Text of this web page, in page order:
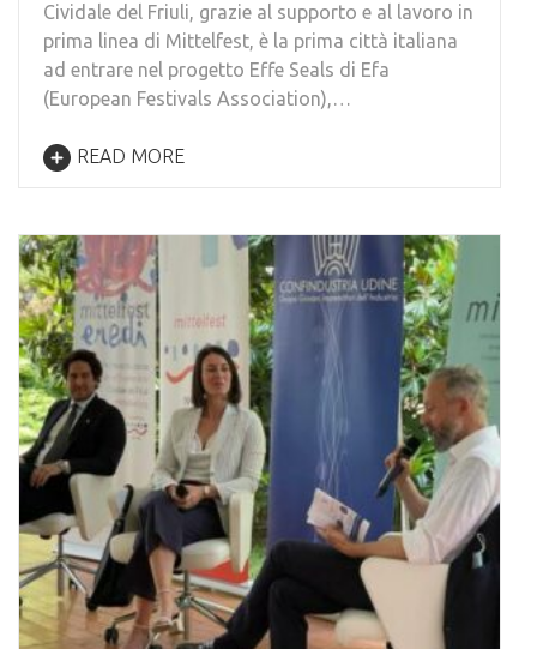
Cividale del Friuli, grazie al supporto e al lavoro in
prima linea di Mittelfest, è la prima città italiana
ad entrare nel progetto Effe Seals di Efa
(European Festivals Association),…
READ MORE